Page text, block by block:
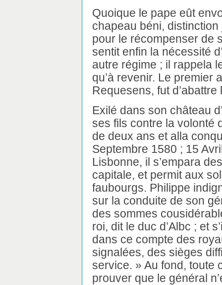
Quoique le pape eût
chapeau béni,
pour le récompenser de
sentit enfin la nécessité
autre régime ; il rappela
qu’à revenir. Le premier
Requesens, fut
Exilé dans son château
ses fils contre la volonté
de deux ans et alla
Septembre 1580 ; 15
Lisbonne, il s’empara
capitale, et permit aux
faubourgs. Philippe
sur la conduite de son
des sommes
roi, dit le duc d’Albc ; et
dans ce compte des
signalées, des sièges
service. » Au fond, toute
prouver que le général